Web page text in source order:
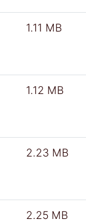
1.11 MB
1.12 MB
2.23 MB
2.25 MB